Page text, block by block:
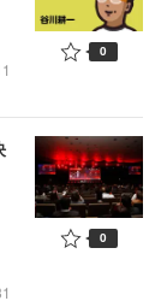
0
0